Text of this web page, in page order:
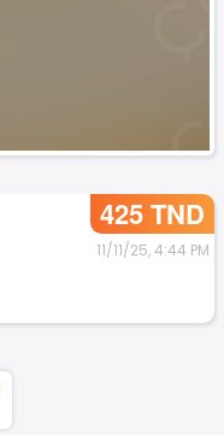
425 TND
11/11/25, 4:44 PM